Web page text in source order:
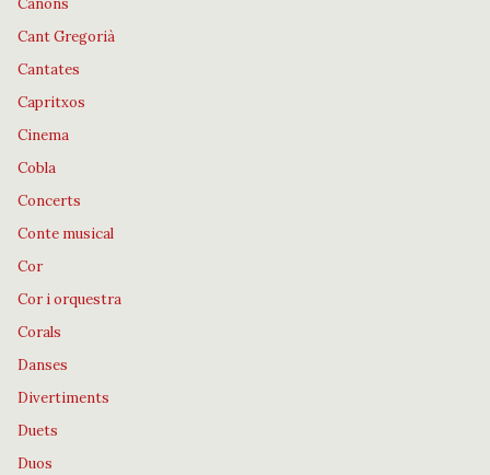
Cànons
Cant Gregorià
Cantates
Capritxos
Cinema
Cobla
Concerts
Conte musical
Cor
Cor i orquestra
Corals
Danses
Divertiments
Duets
Duos